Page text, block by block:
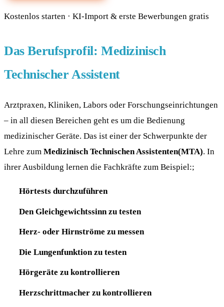
Kostenlos starten · KI-Import & erste Bewerbungen gratis
Das Berufsprofil: Medizinisch
Technischer Assistent
Arztpraxen, Kliniken, Labors oder Forschungseinrichtungen
– in all diesen Bereichen geht es um die Bedienung
medizinischer Geräte. Das ist einer der Schwerpunkte der
Lehre zum Medizinisch Technischen Assistenten(MTA). In
ihrer Ausbildung lernen die Fachkräfte zum Beispiel:;
Hörtests durchzuführen
Den Gleichgewichtssinn zu testen
Herz- oder Hirnströme zu messen
Die Lungenfunktion zu testen
Hörgeräte zu kontrollieren
Herzschrittmacher zu kontrollieren